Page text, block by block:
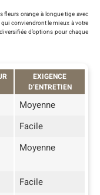
fleurs orange à longue tige avec
conviendront le mieux à votre
d’options pour chaque
EXIGENCE
D’ENTRETIEN
Moyenne
Facile
Moyenne
Facile